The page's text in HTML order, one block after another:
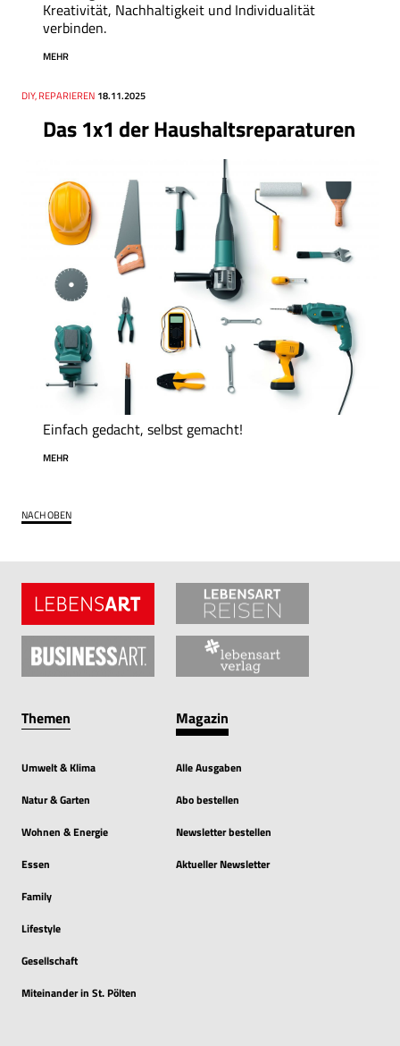
Kreativität, Nachhaltigkeit und Individualität
verbinden.
MEHR
Das 1x1 der Haushaltsreparaturen
Thema
DIY, REPARIEREN
Datum 18.11.2025
Einfach gedacht, selbst gemacht!
MEHR
NACH OBEN
Themen
Umwelt & Klima
Natur & Garten
Wohnen & Energie
Essen
Family
Lifestyle
Gesellschaft
Miteinander in St. Pölten
Magazin
Alle Ausgaben
Abo bestellen
Newsletter bestellen
Aktueller Newsletter